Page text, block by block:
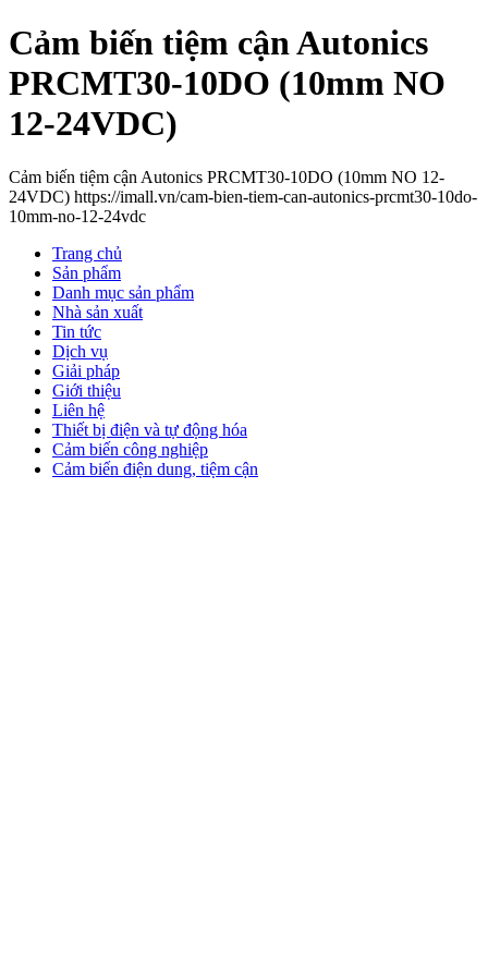
Cảm biến tiệm cận Autonics
PRCMT30-10DO (10mm NO
12-24VDC)
Cảm biến tiệm cận Autonics PRCMT30-10DO (10mm NO 12-
24VDC) https://imall.vn/cam-bien-tiem-can-autonics-prcmt30-10do-
10mm-no-12-24vdc
Trang chủ
Sản phẩm
Danh mục sản phẩm
Nhà sản xuất
Tin tức
Dịch vụ
Giải pháp
Giới thiệu
Liên hệ
Thiết bị điện và tự động hóa
Cảm biến công nghiệp
Cảm biến điện dung, tiệm cận